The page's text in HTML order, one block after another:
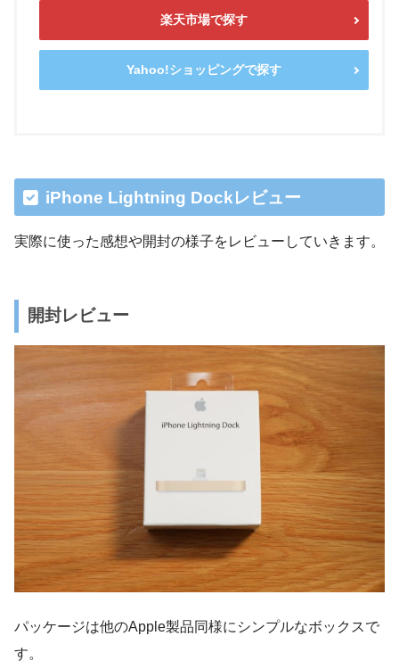
楽天市場で探す
Yahoo!ショッピングで探す
iPhone Lightning Dockレビュー
実際に使った感想や開封の様子をレビューしていきます。
開封レビュー
パッケージは他のApple製品同様にシンプルなボックスで
す。